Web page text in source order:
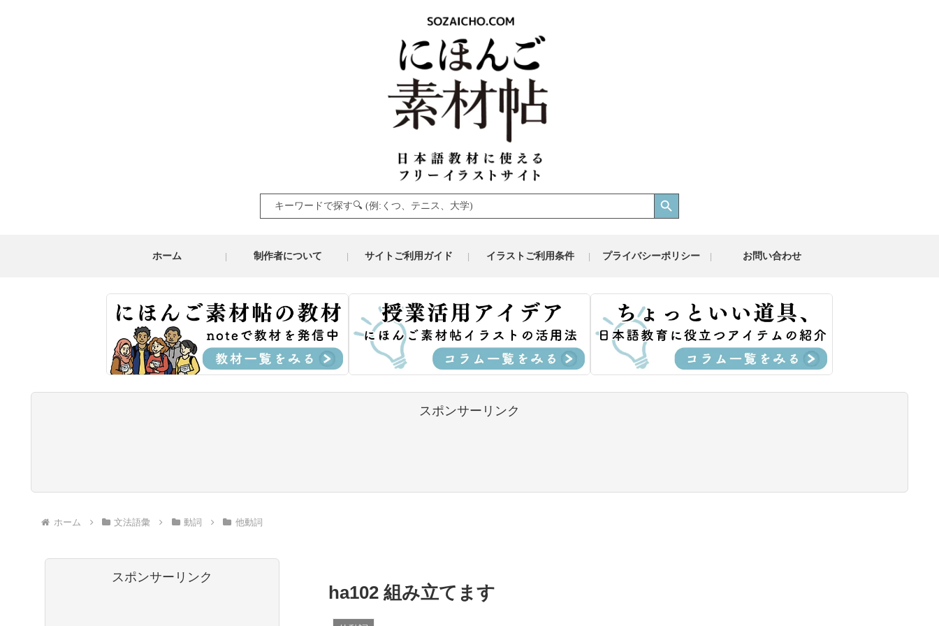
Search
for:
Search Button
ホーム 制作者について サイトご利用ガイド イラストご利用条件 プライバシーポリシー お問い合わせ
スポンサーリンク
ホーム 文法語彙 動詞 他動詞
ha102 組み立てます
スポンサーリンク